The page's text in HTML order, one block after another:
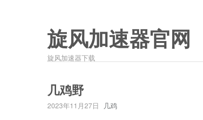
旋风加速器官网
旋风加速器下载
几鸡野
2023年11月27日 几鸡